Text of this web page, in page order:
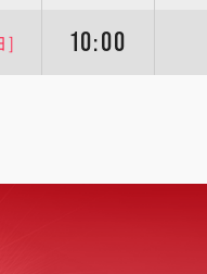
] 10:00